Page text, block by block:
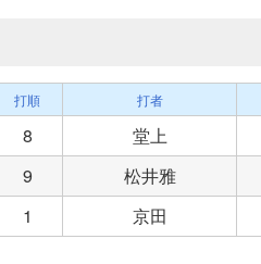
打順 打者
8
堂上
9
松井雅
1 京田